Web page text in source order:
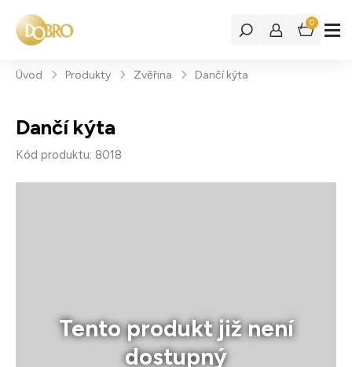
0
Úvod Produkty Zvěřina Dančí kýta
Dančí kýta
Kód produktu: 8018
Tento produkt již není
dostupný